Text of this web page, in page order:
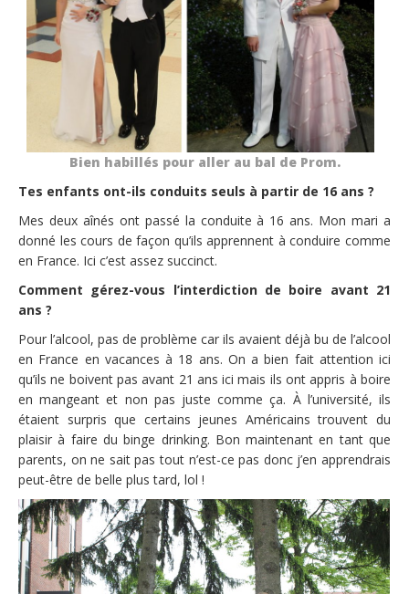
Bien habillés pour aller au bal de Prom.
Tes enfants ont-ils conduits seuls à partir de 16 ans ?
Mes deux aînés ont passé la conduite à 16 ans. Mon mari a
donné les cours de façon qu’ils apprennent à conduire comme
en France. Ici c’est assez succinct.
Comment gérez-vous l’interdiction de boire avant 21
ans ?
Pour l’alcool, pas de problème car ils avaient déjà bu de l’alcool
en France en vacances à 18 ans. On a bien fait attention ici
qu’ils ne boivent pas avant 21 ans ici mais ils ont appris à boire
en mangeant et non pas juste comme ça. À l’université, ils
étaient surpris que certains jeunes Américains trouvent du
plaisir à faire du binge drinking. Bon maintenant en tant que
parents, on ne sait pas tout n’est-ce pas donc j’en apprendrais
peut-être de belle plus tard, lol !